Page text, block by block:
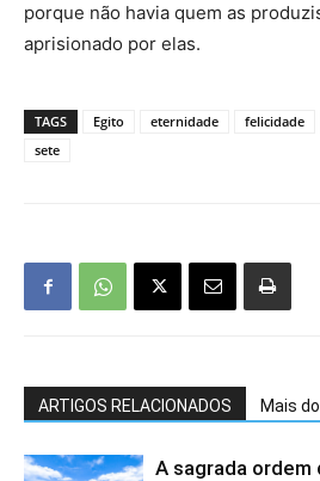
porque não havia quem as
aprisionado por elas.
TAGS Egito eternidade felicidade
sete
ARTIGOS RELACIONADOS Mais
A sagrada